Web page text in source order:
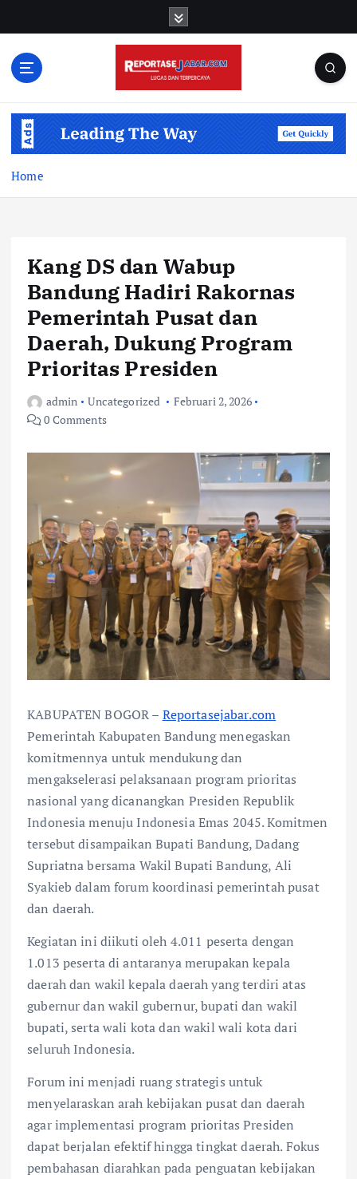
Home
Kang DS dan Wabup
Bandung Hadiri Rakornas
Pemerintah Pusat dan
Daerah, Dukung Program
Prioritas Presiden
admin Uncategorized
Februari 2, 2026
0 Comments
KABUPATEN BOGOR – Reportasejabar.com
Pemerintah Kabupaten Bandung menegaskan
komitmennya untuk mendukung dan
mengakselerasi pelaksanaan program prioritas
nasional yang dicanangkan Presiden Republik
Indonesia menuju Indonesia Emas 2045. Komitmen
tersebut disampaikan Bupati Bandung, Dadang
Supriatna bersama Wakil Bupati Bandung, Ali
Syakieb dalam forum koordinasi pemerintah pusat
dan daerah.
Kegiatan ini diikuti oleh 4.011 peserta dengan
1.013 peserta di antaranya merupakan kepala
daerah dan wakil kepala daerah yang terdiri atas
gubernur dan wakil gubernur, bupati dan wakil
bupati, serta wali kota dan wakil wali kota dari
seluruh Indonesia.
Forum ini menjadi ruang strategis untuk
menyelaraskan arah kebijakan pusat dan daerah
agar implementasi program prioritas Presiden
dapat berjalan efektif hingga tingkat daerah. Fokus
pembahasan diarahkan pada penguatan kebijakan